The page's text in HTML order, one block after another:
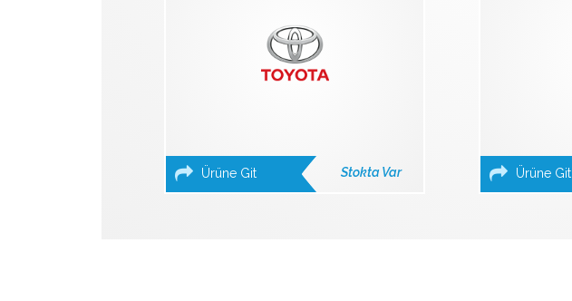
Ürüne Git Stokta Var Ürüne Git